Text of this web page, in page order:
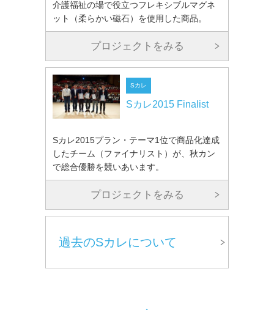
介護福祉の場で役立つフレキシブルマグネ
ット（柔らかい磁石）を使用した商品。
プロジェクトをみる
Sカレ
Sカレ2015 Finalist
Sカレ2015プラン・テーマ1位で商品化達成
したチーム（ファイナリスト）が、秋カン
で総合優勝を競いあいます。
プロジェクトをみる
過去のSカレについて